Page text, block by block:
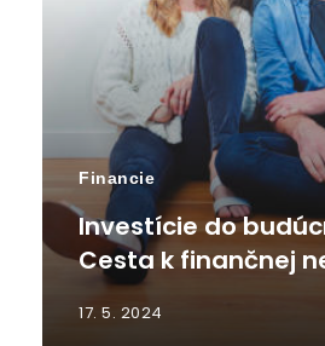
Financie
Investície do
Cesta k finančnej
17. 5. 2024